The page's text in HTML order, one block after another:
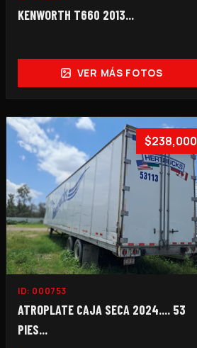
KENWORTH T660 2013...
VER MÁS FOTOS
$238,000
ID: 000753
ATROPLATE CAJA SECA 2024.... 53
PIES...